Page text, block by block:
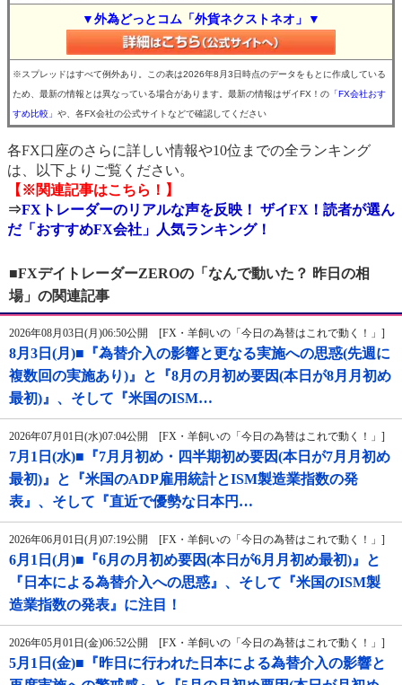
▼外為どっとコム「外貨ネクストネオ」▼
※スプレッドはすべて例外あり。この表は2026年8月3日時点のデータをもとに作成している
ため、最新の情報とは異なっている場合があります。最新の情報はザイFX！の 「FX会社おす
すめ比較」 や、各FX会社の公式サイトなどで確認してください
各FX口座のさらに詳しい情報や10位までの全ランキング
は、以下よりご覧ください。
【※関連記事はこちら！】
⇒FXトレーダーのリアルな声を反映！ ザイFX！読者が選ん
だ「おすすめFX会社」人気ランキング！
■FXデイトレーダーZEROの「なんで動いた？ 昨日の相
場」の関連記事
2026年08月03日(月)06:50公開 [FX・羊飼いの「今日の為替はこれで動く！」]
8月3日(月)■『為替介入の影響と更なる実施への思惑(先週に
複数回の実施あり)』と『8月の月初め要因(本日が8月月初め
最初)』、そして『米国のISM…
2026年07月01日(水)07:04公開 [FX・羊飼いの「今日の為替はこれで動く！」]
7月1日(水)■『7月月初め・四半期初め要因(本日が7月月初め
最初)』と『米国のADP雇用統計とISM製造業指数の発
表』、そして『直近で優勢な日本円…
2026年06月01日(月)07:19公開 [FX・羊飼いの「今日の為替はこれで動く！」]
6月1日(月)■『6月の月初め要因(本日が6月月初め最初)』と
『日本による為替介入への思惑』、そして『米国のISM製
造業指数の発表』に注目！
2026年05月01日(金)06:52公開 [FX・羊飼いの「今日の為替はこれで動く！」]
5月1日(金)■『昨日に行われた日本による為替介入の影響と